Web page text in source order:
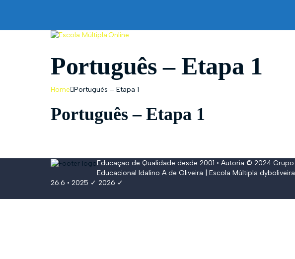
Português – Etapa 1
Home Português – Etapa 1
Português – Etapa 1
Educação de Qualidade desde 2001 • Autoria © 2024 Grupo
Educacional Idalino A de Oliveira | Escola Múltipla dyboliveira
26.6 • 2025 ✓ 2026 ✓